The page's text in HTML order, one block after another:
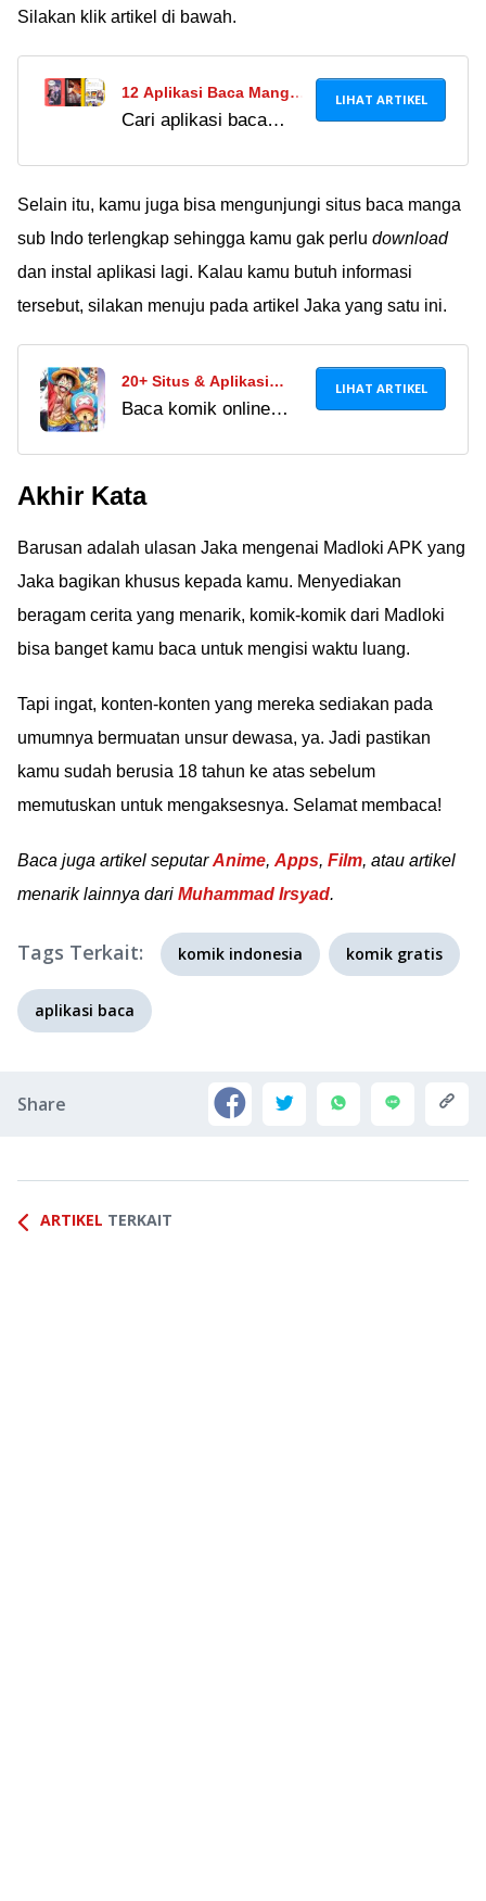
Silakan klik artikel di bawah.
12 Aplikasi Baca Manga
Terbaik 2022, Baca
Cari aplikasi baca
komik sub Indo
terlengkap, bebas iklan
& aman virus. Cek
sini!
LIHAT ARTIKEL
Selain itu, kamu juga bisa mengunjungi situs baca manga
sub Indo terlengkap sehingga kamu gak perlu download
dan instal aplikasi lagi. Kalau kamu butuh informasi
tersebut, silakan menuju pada artikel Jaka yang satu ini.
20+ Situs & Aplikasi
Baca Komik Online
Gratis!
Baca komik online
online terbaru 2022
antaranya dilengkapi
bahasa Indonesia juga!
LIHAT ARTIKEL
Akhir Kata
Barusan adalah ulasan Jaka mengenai Madloki APK yang
Jaka bagikan khusus kepada kamu. Menyediakan
beragam cerita yang menarik, komik-komik dari Madloki
bisa banget kamu baca untuk mengisi waktu luang.
Tapi ingat, konten-konten yang mereka sediakan pada
umumnya bermuatan unsur dewasa, ya. Jadi pastikan
kamu sudah berusia 18 tahun ke atas sebelum
memutuskan untuk mengaksesnya. Selamat membaca!
Baca juga artikel seputarAnime, Apps, Film, atau artikel
menarik lainnya dari Muhammad Irsyad.
Tags Terkait: komik indonesia komik gratis
aplikasi baca
Share
ARTIKEL TERKAIT